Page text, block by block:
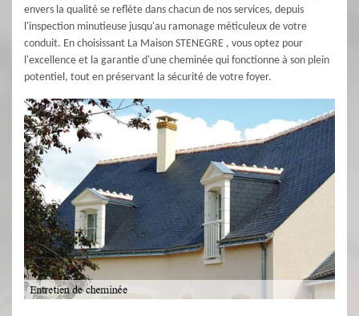
envers la qualité se reflète dans chacun de nos services, depuis
l'inspection minutieuse jusqu'au ramonage méticuleux de votre
conduit. En choisissant La Maison STENEGRE , vous optez pour
l'excellence et la garantie d'une cheminée qui fonctionne à son plein
potentiel, tout en préservant la sécurité de votre foyer.